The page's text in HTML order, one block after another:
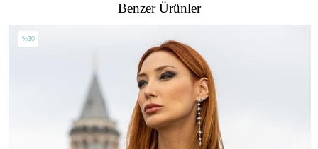
Benzer Ürünler
%30